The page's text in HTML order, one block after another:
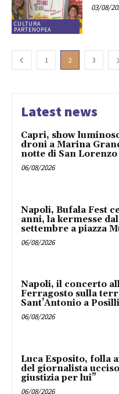
CULTURA
PARTENOPEA
03/08/
1 2 3
Latest news
Capri, show
droni a Marina
notte di San Lorenzo
06/08/2026
Napoli, Bufala Fest
anni, la kermesse
settembre a piazza
06/08/2026
Napoli, il concerto
Ferragosto sulla
Sant’Antonio a
06/08/2026
Luca Esposito, folla
del giornalista
giustizia per lui”
06/08/2026